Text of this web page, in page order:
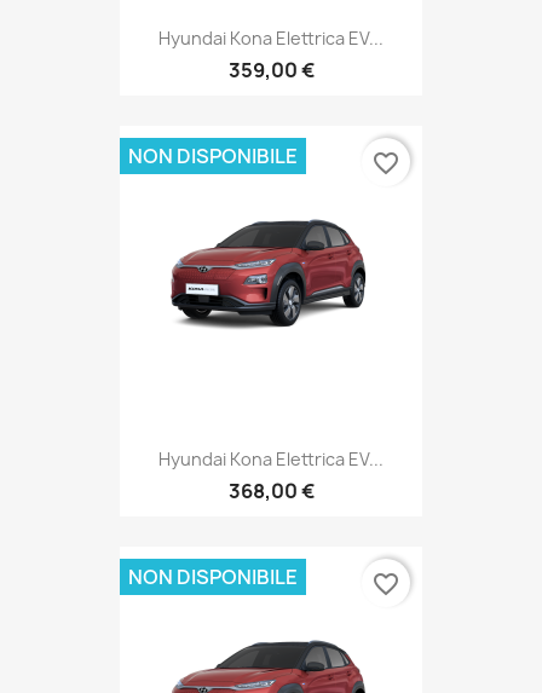
Hyundai Kona Elettrica EV...
359,00 €
Hyundai Kona Elettrica EV...
368,00 €
NON DISPONIBILE favorite_border
NON DISPONIBILE favorite_border